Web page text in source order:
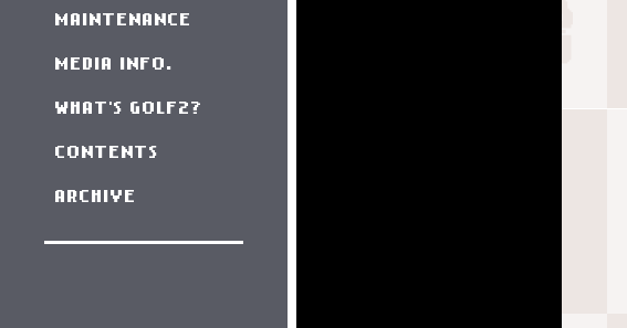
MAINTENANCE
MEDIA INFO.
WHAT'S GOLF2?
CONTENTS
ARCHIVE